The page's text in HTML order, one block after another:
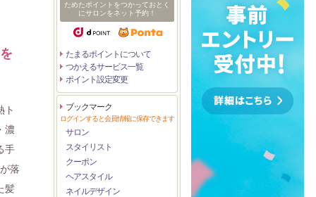
ト
濃
手
落
髪
ためたポイントをつかっておとく
にサロンをネット予約！
たまるポイントについて
つかえるサービス一覧
ポイント設定変更
ブックマーク
ログインすると会員情報に保存できます
サロン
スタイリスト
クーポン
ヘアスタイル
ネイルデザイン